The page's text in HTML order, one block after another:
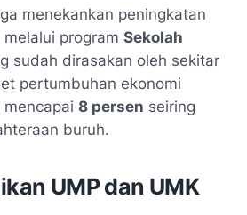
menekankan peningkatan
program Sekolah
sudah dirasakan oleh sekitar
pertumbuhan ekonomi
8 persen seiring
buruh.
UMP dan UMK